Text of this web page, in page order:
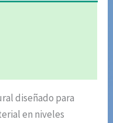
diseñado para
en niveles